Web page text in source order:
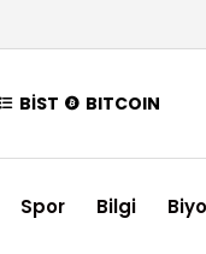
BİST BITCOIN
Spor Bilgi